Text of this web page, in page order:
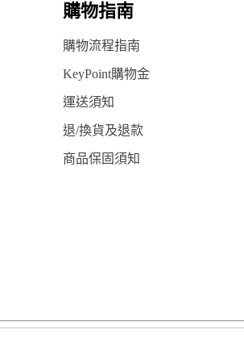
購物指南
購物流程指南
KeyPoint購物金
運送須知
退/換貨及退款
商品保固須知